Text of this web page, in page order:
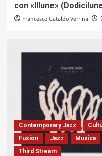
con «Illune»
Francesco Cataldo Verrina
Contemporary Jazz
Fusion
Jazz Musica
Third Stream